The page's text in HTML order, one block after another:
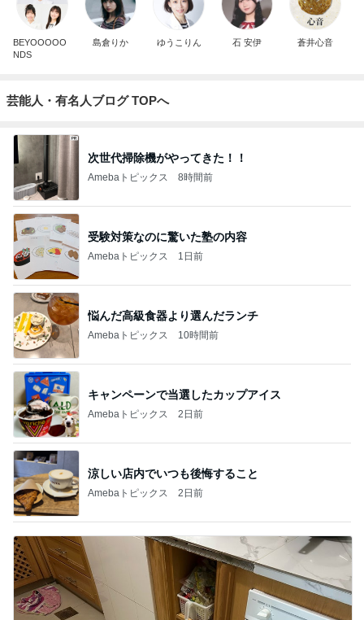
BEYOOOOO
NDS
島倉りか ゆうこりん 石 安伊 蒼井心音
芸能人・有名人ブログ TOPへ
次世代掃除機がやってきた！！
Amebaトピックス 8時間前
受験対策なのに驚いた塾の内容
Amebaトピックス 1日前
悩んだ高級食器より選んだランチ
Amebaトピックス 10時間前
キャンペーンで当選したカップアイス
Amebaトピックス 2日前
涼しい店内でいつも後悔すること
Amebaトピックス 2日前